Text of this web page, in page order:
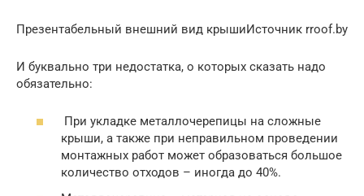
Презентабельный внешний вид крышиИсточник rroof.by
И буквально три недостатка, о которых сказать надо
обязательно:
При укладке металлочерепицы на сложные
крыши, а также при неправильном проведении
монтажных работ может образоваться большое
количество отходов – иногда до 40%.